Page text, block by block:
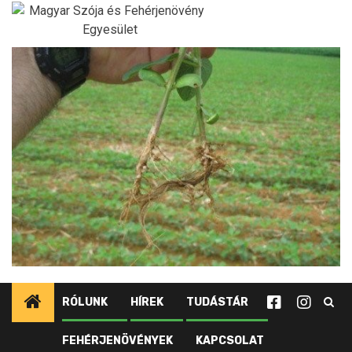
Ugrás
tartalomhoz
RÓLUNK HÍREK TUDÁSTÁR
FEHÉRJENÖVÉNYEK KAPCSOLAT
Kezdőlap
Újdonságok tagjainknak